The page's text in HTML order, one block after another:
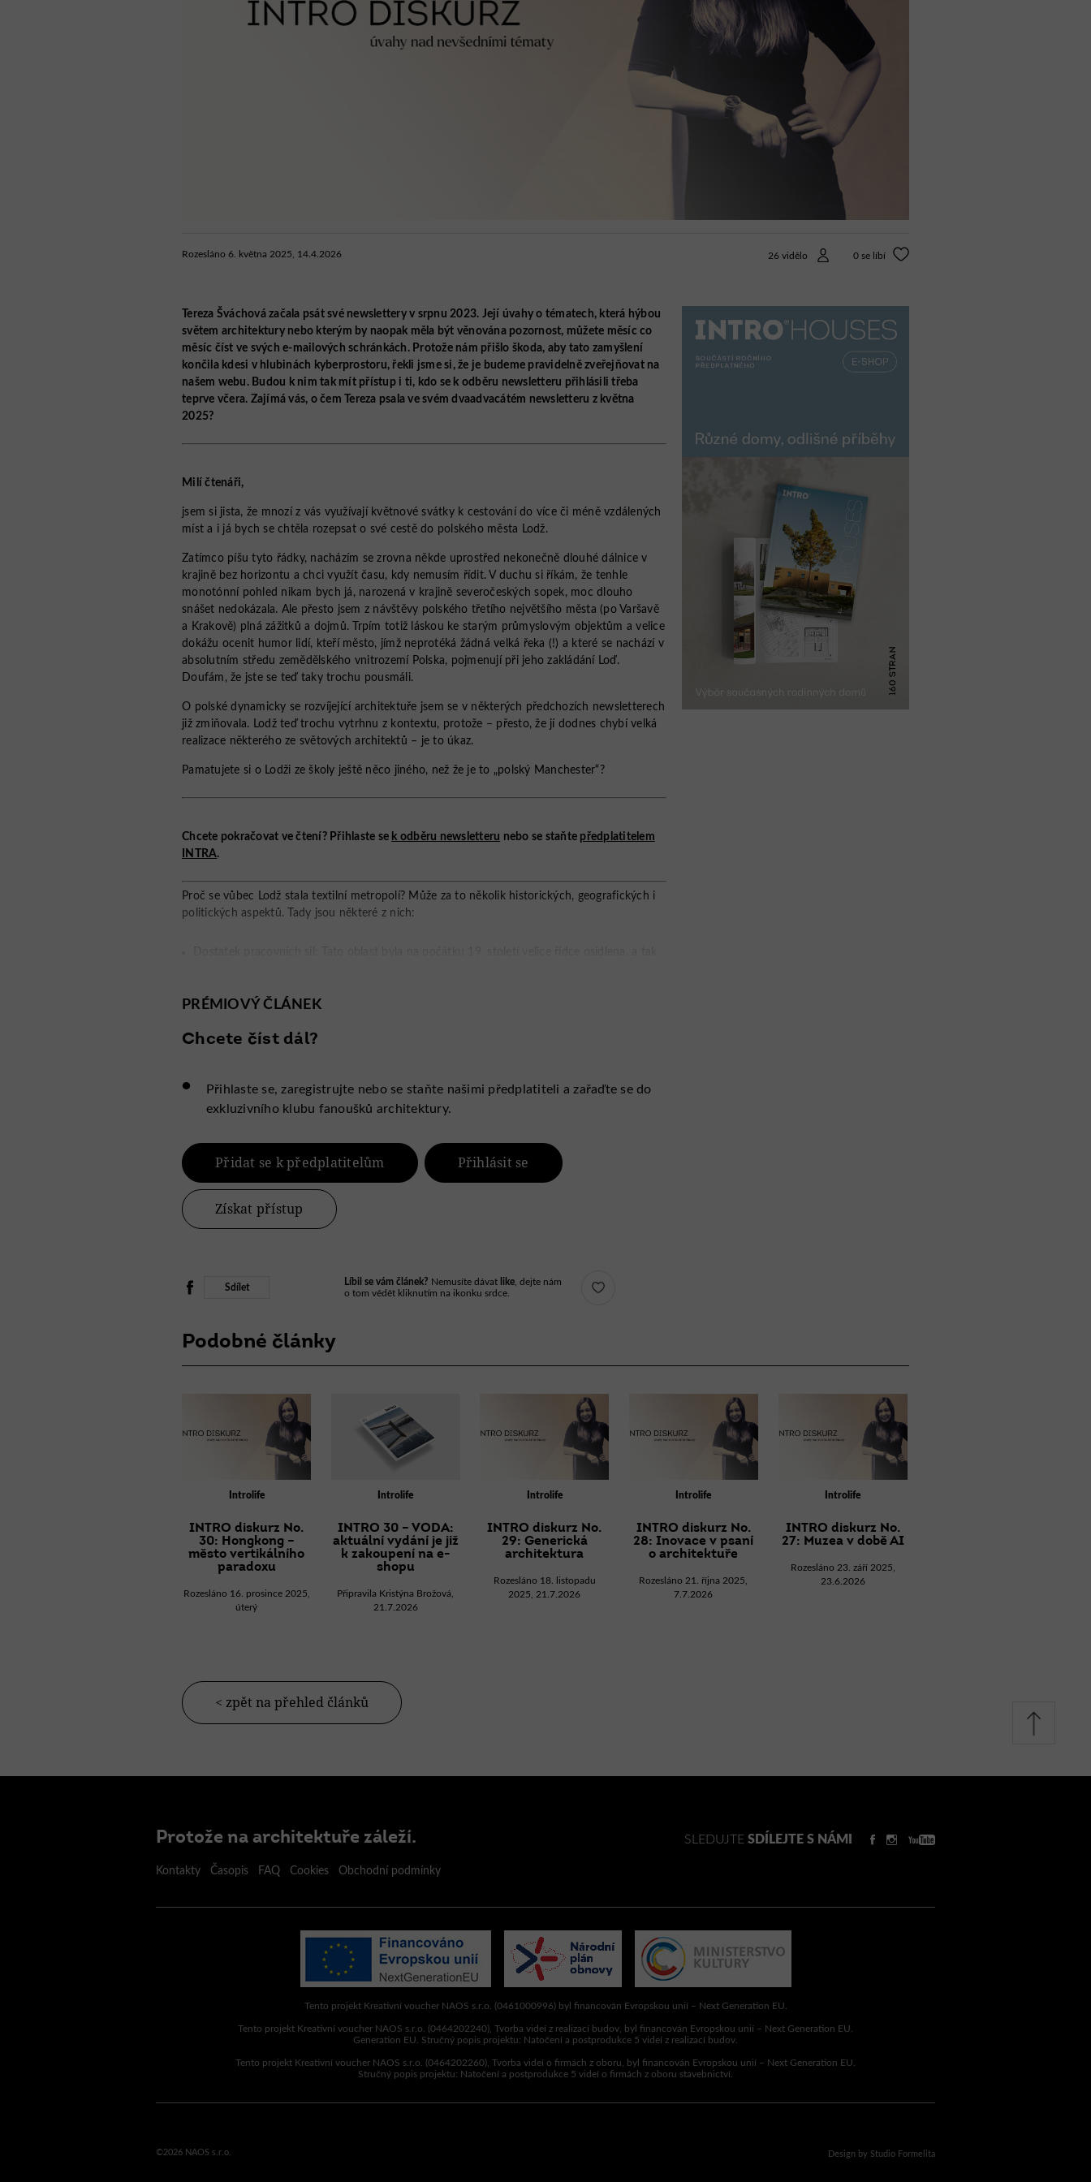
Rozesláno 6. května 2025, 14.4.2026 26 vidělo 0se líbí
Tereza Šváchová začala psát své newslettery v srpnu 2023. Její úvahy o tématech, která hýbou
světem architektury nebo kterým by naopak měla být věnována pozornost, můžete měsíc co
měsíc číst ve svých e-mailových schránkách. Protože nám přišlo škoda, aby tato zamyšlení
končila kdesi v hlubinách kyberprostoru, řekli jsme si, že je budeme pravidelně zveřejňovat na
našem webu. Budou k nim tak mít přístup i ti, kdo se k odběru newsletteru přihlásili třeba
teprve včera. Zajímá vás, o čem Tereza psala ve svém dvaadvacátém newsletteru z května
2025?
Milí čtenáři,
jsem si jista, že mnozí z vás využívají květnové svátky k cestování do více či méně vzdálených
míst a i já bych se chtěla rozepsat o své cestě do polského města Lodž.
Zatímco píšu tyto řádky, nacházím se zrovna někde uprostřed nekonečně dlouhé dálnice v
krajině bez horizontu a chci využít času, kdy nemusím řídit. V duchu si říkám, že tenhle
monotónní pohled nikam bych já, narozená v krajině severočeských sopek, moc dlouho
snášet nedokázala. Ale přesto jsem z návštěvy polského třetího největšího města (po Varšavě
a Krakově) plná zážitků a dojmů. Trpím totiž láskou ke starým průmyslovým objektům a velice
dokážu ocenit humor lidí, kteří město, jímž neprotéká žádná velká řeka (!) a které se nachází v
absolutním středu zemědělského vnitrozemí Polska, pojmenují při jeho zakládání Loď.
Doufám, že jste se teď taky trochu pousmáli.
O polské dynamicky se rozvíjející architektuře jsem se v některých předchozích newsletterech
již zmiňovala. Lodž teď trochu vytrhnu z kontextu, protože – přesto, že jí dodnes chybí velká
realizace některého ze světových architektů – je to úkaz.
Pamatujete si o Lodži ze školy ještě něco jiného, než že je to „polský Manchester“?
Chcete pokračovat ve čtení? Přihlaste se k odběru newsletteru nebo se staňte předplatitelem
INTRA.
Proč se vůbec Lodž stala textilní metropolí? Může za to několik historických, geografických i
politických aspektů. Tady jsou některé z nich:
PRÉMIOVÝ ČLÁNEK
Chcete číst dál?
•
Přihlaste se, zaregistrujte nebo se staňte našimi předplatiteli a zařaďte se do
exkluzivního klubu fanoušků architektury.
Přidat se k předplatitelům Přihlásit se
Získat přístup
Sdílet
Líbil se vám článek? Nemusíte dávat like, dejte nám
o tom vědět kliknutím na ikonku srdce.
Podobné články
Introlife
INTRO diskurz No.
30: Hongkong –
město vertikálního
paradoxu
Rozesláno 16. prosince 2025,
úterý
Introlife
INTRO 30 – VODA:
aktuální vydání je již
k zakoupení na e-
shopu
Připravila Kristýna Brožová,
21.7.2026
Introlife
INTRO diskurz No.
29: Generická
architektura
Rozesláno 18. listopadu
2025, 21.7.2026
Introlife
INTRO diskurz No.
28: Inovace v psaní
o architektuře
Rozesláno 21. října 2025,
7.7.2026
Introlife
INTRO diskurz No.
27: Muzea v době AI
Rozesláno 23. září 2025,
23.6.2026
< zpět na přehled článků
Protože na architektuře záleží. SLEDUJTESDÍLEJTE S NÁMI
Kontakty Časopis FAQ Cookies Obchodní podmínky
Tento projekt Kreativní voucher NAOS s.r.o. (0461000996) byl financován Evropskou unií – Next Generation EU.
Tento projekt Kreativní voucher NAOS s.r.o. (0464202240), Tvorba videí z realizací budov, byl financován Evropskou unií – Next Generation EU.
Generation EU. Stručný popis projektu: Natočení a postprodukce 5 videí z realizací budov.
Tento projekt Kreativní voucher NAOS s.r.o. (0464202260), Tvorba videí o firmách z oboru, byl financován Evropskou unií – Next Generation EU.
Stručný popis projektu: Natočení a postprodukce 5 videí o firmách z oboru stavebnictví.
©2026 NAOS s.r.o. Design by Studio Formelita